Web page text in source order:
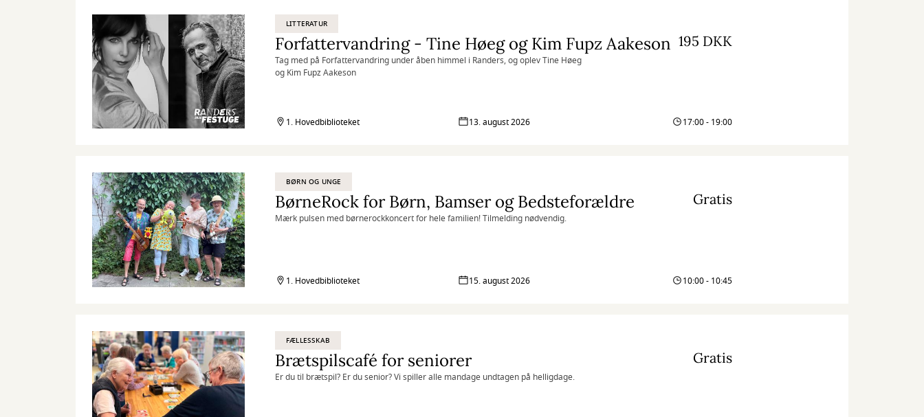
LITTERATUR
Forfattervandring - Tine Høeg og Kim Fupz Aakeson
Tag med på Forfattervandring under åben himmel i Randers, og oplev Tine Høeg
og Kim Fupz Aakeson
195 DKK
1. Hovedbiblioteket 13. august 2026 17:00 - 19:00
BØRN OG UNGE
BørneRock for Børn, Bamser og Bedsteforældre
Mærk pulsen med børnerockkoncert for hele familien! Tilmelding nødvendig.
Gratis
1. Hovedbiblioteket 15. august 2026 10:00 - 10:45
FÆLLESSKAB
Brætspilscafé for seniorer
Er du til brætspil? Er du senior? Vi spiller alle mandage undtagen på helligdage.
Gratis